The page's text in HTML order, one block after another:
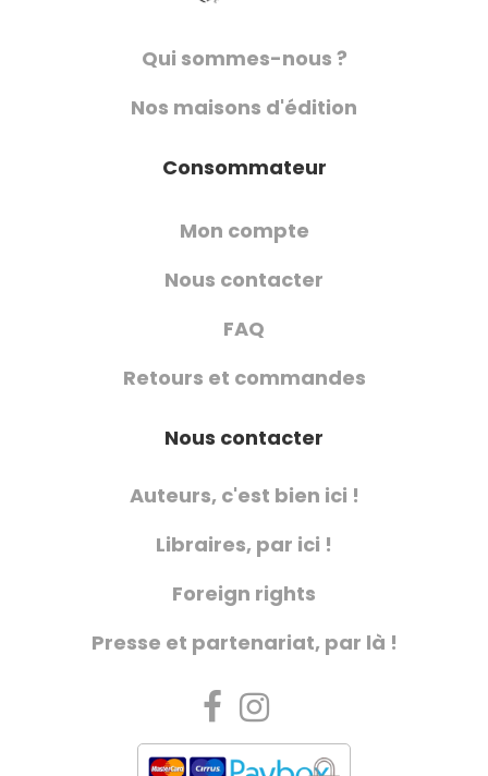
Qui sommes-nous ?
Nos maisons d'édition
Consommateur
Mon compte
Nous contacter
FAQ
Retours et commandes
Nous contacter
Auteurs, c'est bien ici !
Libraires, par ici !
Foreign rights
Presse et partenariat, par là !